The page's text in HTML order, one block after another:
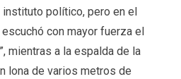
político, pero en el
con mayor fuerza el
mientras a la espalda de la
lona de varios metros de